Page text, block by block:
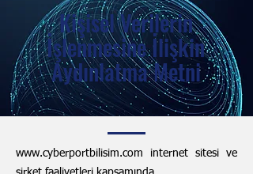
Kişisel Verilerin
İşlenmesine İlişkin
Aydınlatma Metni
www.cyberportbilisim.com internet sitesi ve